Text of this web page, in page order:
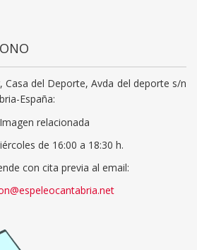
Casa del Deporte, Avda del deporte s/n
España:
de 16:00 a 18:30 h.
con cita previa al email: